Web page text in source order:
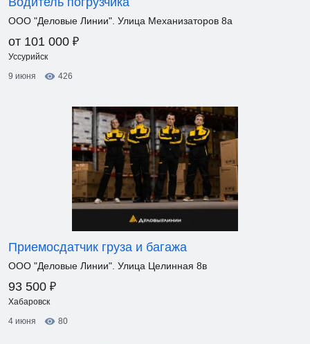
ООО "Деловые Линии". Улица Механизаторов 8а
от 101 000 ₽
Уссурийск
9 июня
426
Приемосдатчик груза и багажа
ООО "Деловые Линии". Улица Целинная 8в
93 500 ₽
Хабаровск
4 июня
80